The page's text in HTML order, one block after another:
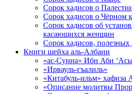
Сорок хадисов о
Сорок хадисов о Чёрном
Сорок хадисов об
касающихся женщин
Сорок хадисов, полезных
Книги шейха аль-Албани
«ас-Сунна» Ибн Аби
«Ирвауль-гъалиль»
«Китабуль-ильм» хафиза
«Описание молитвы